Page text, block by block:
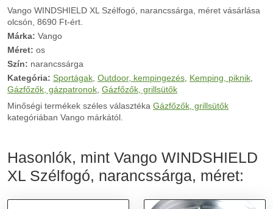
Vango WINDSHIELD XL Szélfogó, narancssárga, méret vásárlása
olcsón, 8690 Ft-ért.
Márka: Vango
Méret: os
Szín: narancssárga
Kategória: Sportágak Outdoor, kempingezés Kemping, piknik
Gázfőzők, gázpatronok Gázfőzők, grillsütők
Minőségi termékek széles választéka Gázfőzők, grillsütők
kategóriában Vango márkától.
Hasonlók, mint Vango WINDSHIELD
XL Szélfogó, narancssárga, méret: